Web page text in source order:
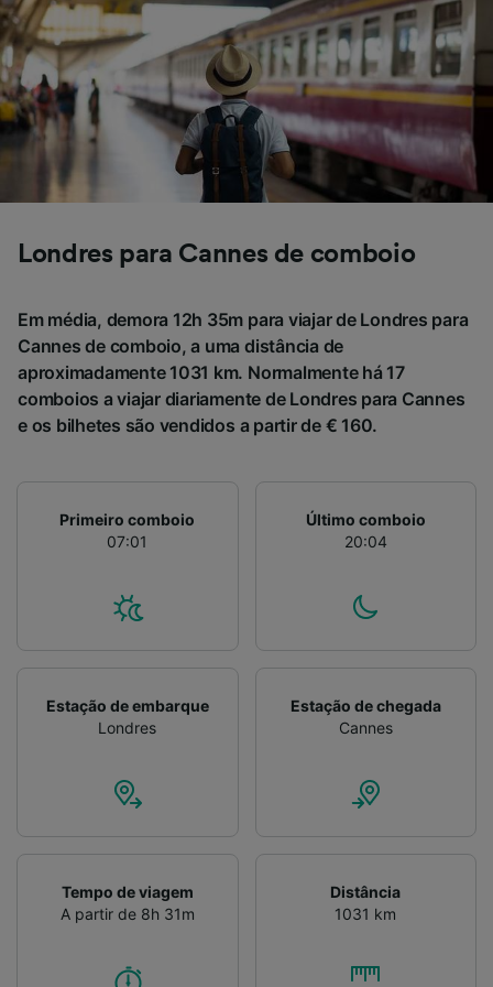
Londres para Cannes de comboio
Em média, demora 12h 35m para viajar de Londres para
Cannes de comboio, a uma distância de
aproximadamente 1031 km. Normalmente há 17
comboios a viajar diariamente de Londres para Cannes
e os bilhetes são vendidos a partir de € 160.
Primeiro comboio
07:01
Último comboio
20:04
Estação de embarque
Londres
Estação de chegada
Cannes
Tempo de viagem
A partir de 8h 31m
Distância
1031 km
não serão utilizados para fins de rastreamento
se você tiver pedido para não ser rastreado.
Nós e nossos parceiros processamos os
dados para fornecer:
Usar dados exatos de geolocalização.
Verificar ativamente as características do
dispositivo para identificação. Armazenar e/ou
acessar informações em um dispositivo.
de público e desenvolvimento de serviços..